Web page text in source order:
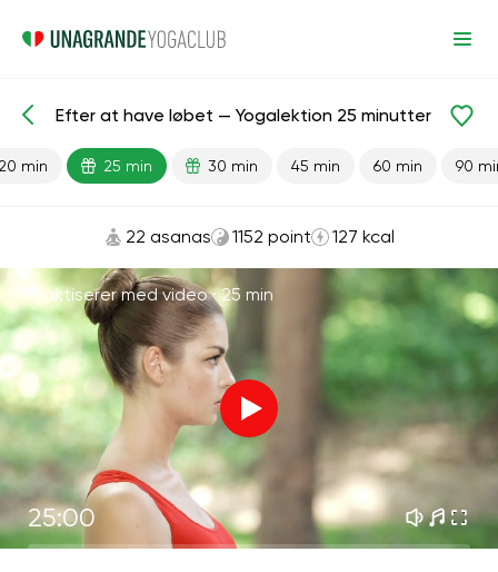
Færdiglavede lektioner Sport Løb
Efter at have løbet — Yogalektion 25 minutter
min 25 min 30 min 45 min 60 min 90
22 asanas 1152 point 127 kcal
Praktiserer med video ·25 min
25:00